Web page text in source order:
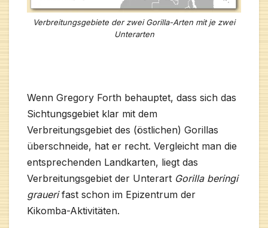
Verbreitungsgebiete der zwei Gorilla-Arten mit je zwei
Unterarten
Wenn Gregory Forth behauptet, dass sich das
Sichtungsgebiet klar mit dem
Verbreitungsgebiet des (östlichen) Gorillas
überschneide, hat er recht. Vergleicht man die
entsprechenden Landkarten, liegt das
Verbreitungsgebiet der Unterart Gorilla beringi
grauerifast schon im Epizentrum der
Kikomba-Aktivitäten.